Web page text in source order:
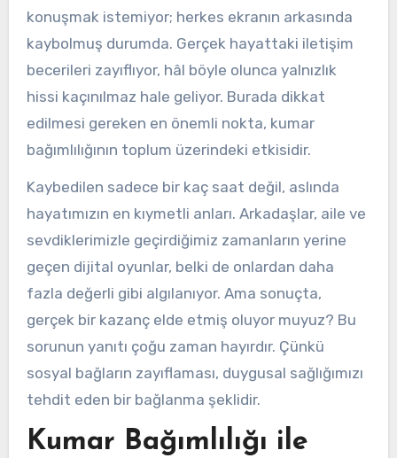
konuşmak istemiyor; herkes ekranın arkasında
kaybolmuş durumda. Gerçek hayattaki iletişim
becerileri zayıflıyor, hâl böyle olunca yalnızlık
hissi kaçınılmaz hale geliyor. Burada dikkat
edilmesi gereken en önemli nokta, kumar
bağımlılığının toplum üzerindeki etkisidir.
Kaybedilen sadece bir kaç saat değil, aslında
hayatımızın en kıymetli anları. Arkadaşlar, aile ve
sevdiklerimizle geçirdiğimiz zamanların yerine
geçen dijital oyunlar, belki de onlardan daha
fazla değerli gibi algılanıyor. Ama sonuçta,
gerçek bir kazanç elde etmiş oluyor muyuz? Bu
sorunun yanıtı çoğu zaman hayırdır. Çünkü
sosyal bağların zayıflaması, duygusal sağlığımızı
tehdit eden bir bağlanma şeklidir.
Kumar Bağımlılığı ile